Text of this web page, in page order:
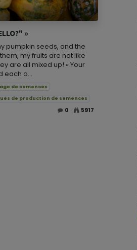
»
pumpkin seeds, and the
my fruits are not like
are all mixed up! » Your
each o...
de semences
de production de semences
0 5917